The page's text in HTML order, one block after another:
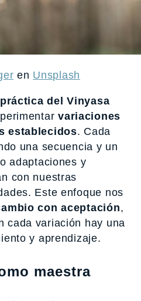
en Unsplash
práctica del Vinyasa
variaciones
establecidos. Cada
una secuencia y un
adaptaciones y
con nuestras
Este enfoque nos
con aceptación,
cada variación hay una
y aprendizaje.
maestra